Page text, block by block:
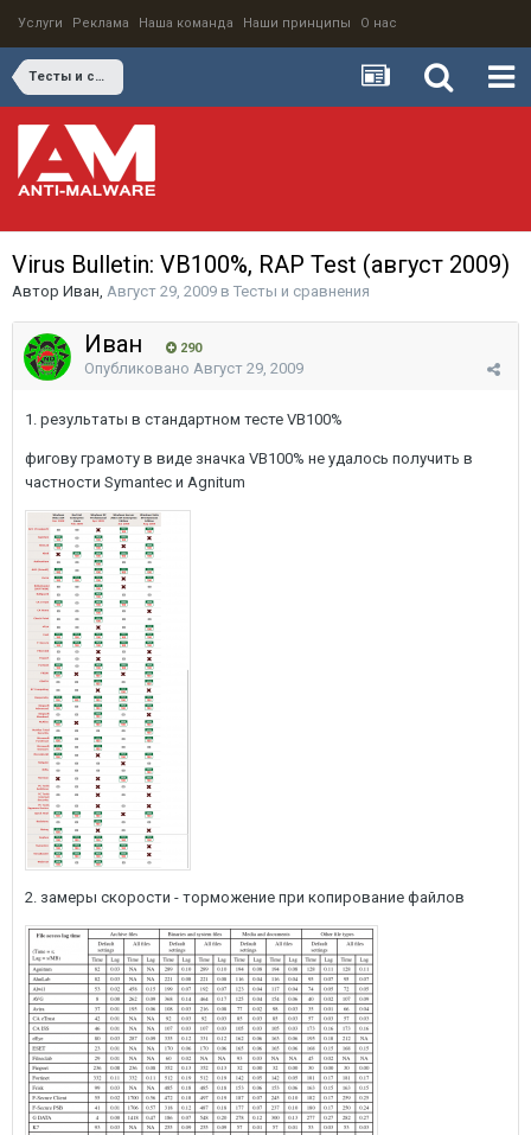
Услуги Реклама Наша команда Наши принципы О нас
Тесты и сравнения
Virus Bulletin: VB100%, RAP Test (август 2009)
Автор Иван, Август 29, 2009 в Тесты и сравнения
Иван 290
Опубликовано Август 29, 2009
1. результаты в стандартном тесте VB100%
фигову грамоту в виде значка VB100% не удалось получить в
частности Symantec и Agnitum
2. замеры скорости - торможение при копирование файлов